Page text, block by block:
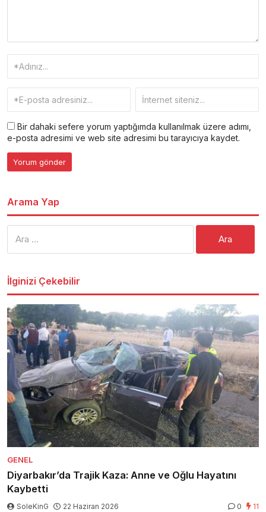
Bir dahaki sefere yorum yaptığımda kullanılmak üzere adımı,
e-posta adresimi ve web site adresimi bu tarayıcıya kaydet.
Arama Yap
İlginizi Çekebilir
GENEL
Diyarbakır’da Trajik Kaza: Anne ve Oğlu Hayatını
Kaybetti
SoleKinG 22 Haziran 2026 0 11